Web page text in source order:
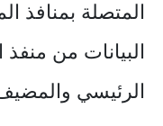
المتصلة بمنافذ
البيانات من
الرئيسي